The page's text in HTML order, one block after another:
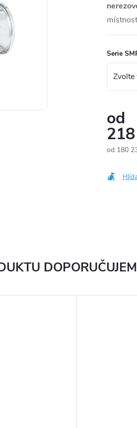
Serie
od
od 180
cena: